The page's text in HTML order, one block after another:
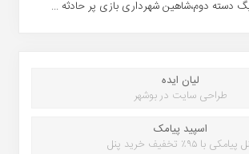
دسته دوم،شاهین شهرداری بازی پر حادثه ...
لیان ایده
طراحی سایت در بوشهر
اسپید پیامک
با ۹۵٪ تخفیف خرید پنل